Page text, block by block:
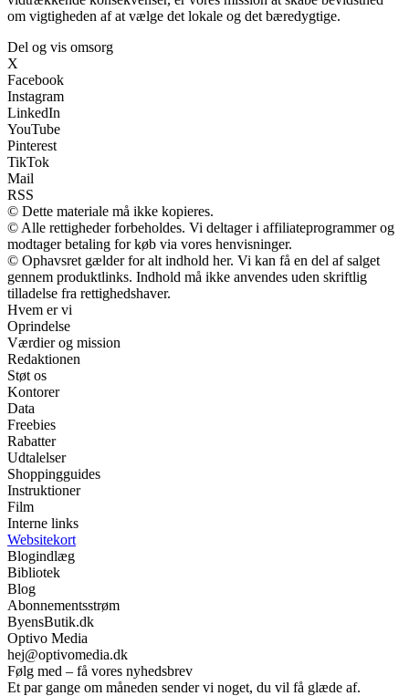
om vigtigheden af at vælge det lokale og det bæredygtige.
Del og vis omsorg
X
Facebook
Instagram
LinkedIn
YouTube
Pinterest
TikTok
Mail
RSS
© Dette materiale må ikke kopieres.
© Alle rettigheder forbeholdes. Vi deltager i affiliateprogrammer og
modtager betaling for køb via vores henvisninger.
© Ophavsret gælder for alt indhold her. Vi kan få en del af salget
gennem produktlinks. Indhold må ikke anvendes uden skriftlig
tilladelse fra rettighedshaver.
Hvem er vi
Oprindelse
Værdier og mission
Redaktionen
Støt os
Kontorer
Data
Freebies
Rabatter
Udtalelser
Shoppingguides
Instruktioner
Film
Interne links
Websitekort
Blogindlæg
Bibliotek
Blog
Abonnementsstrøm
ByensButik.dk
Optivo Media
hej@optivomedia.dk
Følg med – få vores nyhedsbrev
Et par gange om måneden sender vi noget, du vil få glæde af.